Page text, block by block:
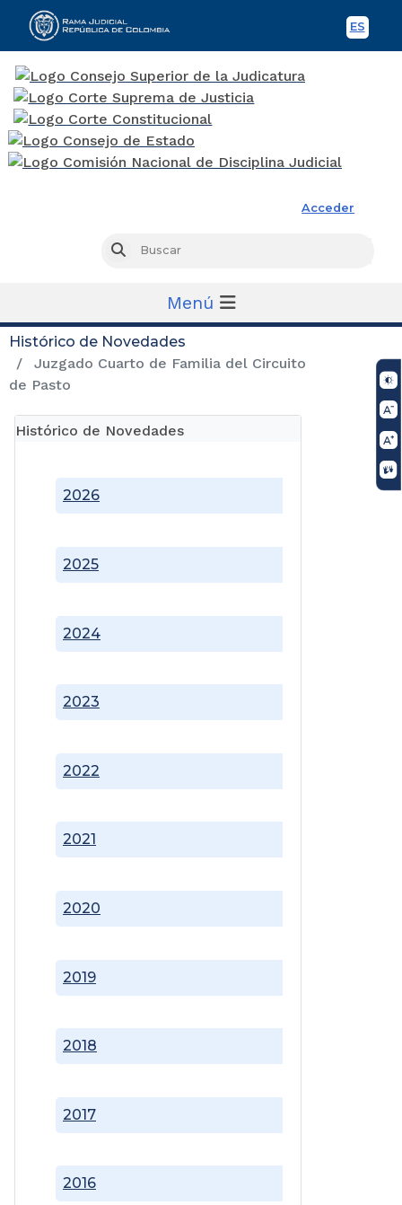
ES
Acceder
Buscar
Menú
Histórico de Novedades
Juzgado Cuarto de Familia del Circuito
de Pasto
Histórico de Novedades
2016
2017
2018
2019
2020
2021
2022
2023
2024
2025
2026